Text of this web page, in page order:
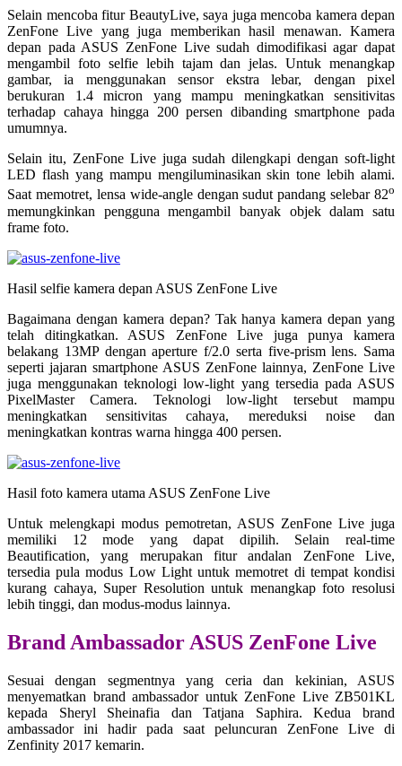
Selain mencoba fitur BeautyLive, saya juga mencoba kamera depan
ZenFone Live yang juga memberikan hasil menawan. Kamera
depan pada ASUS ZenFone Live sudah dimodifikasi agar dapat
mengambil foto selfie lebih tajam dan jelas. Untuk menangkap
gambar, ia menggunakan sensor ekstra lebar, dengan pixel
berukuran 1.4 micron yang mampu meningkatkan sensitivitas
terhadap cahaya hingga 200 persen dibanding smartphone pada
umumnya.
Selain itu, ZenFone Live juga sudah dilengkapi dengan soft-light
LED flash yang mampu mengiluminasikan skin tone lebih alami.
Saat memotret, lensa wide-angle dengan sudut pandang selebar 82o
memungkinkan pengguna mengambil banyak objek dalam satu
frame foto.
Hasil selfie kamera depan ASUS ZenFone Live
Bagaimana dengan kamera depan? Tak hanya kamera depan yang
telah ditingkatkan. ASUS ZenFone Live juga punya kamera
belakang 13MP dengan aperture f/2.0 serta five-prism lens. Sama
seperti jajaran smartphone ASUS ZenFone lainnya, ZenFone Live
juga menggunakan teknologi low-light yang tersedia pada ASUS
PixelMaster Camera. Teknologi low-light tersebut mampu
meningkatkan sensitivitas cahaya, mereduksi noise dan
meningkatkan kontras warna hingga 400 persen.
Hasil foto kamera utama ASUS ZenFone Live
Untuk melengkapi modus pemotretan, ASUS ZenFone Live juga
memiliki 12 mode yang dapat dipilih. Selain real-time
Beautification, yang merupakan fitur andalan ZenFone Live,
tersedia pula modus Low Light untuk memotret di tempat kondisi
kurang cahaya, Super Resolution untuk menangkap foto resolusi
lebih tinggi, dan modus-modus lainnya.
Brand Ambassador ASUS ZenFone Live
Sesuai dengan segmentnya yang ceria dan kekinian, ASUS
menyematkan brand ambassador untuk ZenFone Live ZB501KL
kepada Sheryl Sheinafia dan Tatjana Saphira. Kedua brand
ambassador ini hadir pada saat peluncuran ZenFone Live di
Zenfinity 2017 kemarin.